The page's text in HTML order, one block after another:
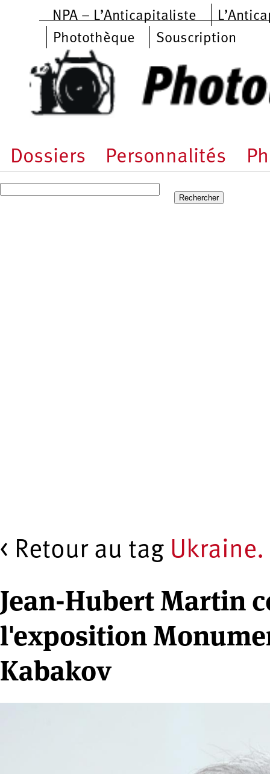
Aller au contenu principal
NPA – L’Anticapitaliste
Photothèque
Souscription
Dossiers Personnalités
< Retour au tag Ukraine.
Jean-Hubert Martin
l'exposition
Kabakov